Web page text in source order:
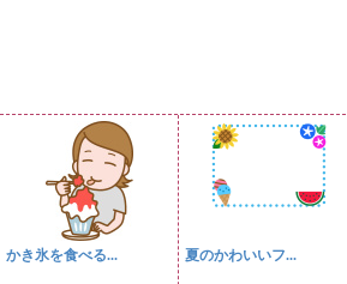
かき氷を食べる... 夏のかわいいフ...